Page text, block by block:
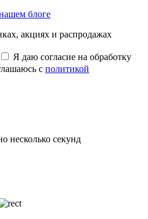
блоге
акциях и распродажах
Я даю согласие на обработку
с политикой
несколько секунд